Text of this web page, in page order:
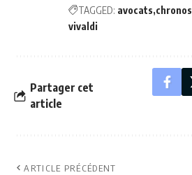
TAGGED: avocats chronos
vivaldi
Partager cet
article
ARTICLE PRÉCÉDENT